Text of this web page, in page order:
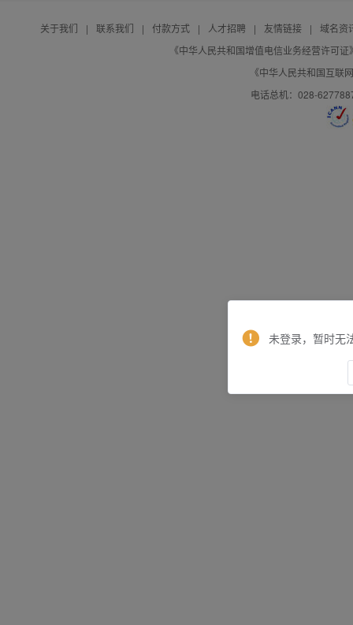
关于我们 | 联系我们 | 付款方式 | 人才招聘 | 友情链接 |
域名资
《中华人民共和国增值电信业务经营许可
《中华人民共和国互联
电话总机：028-
未登录，暂时无